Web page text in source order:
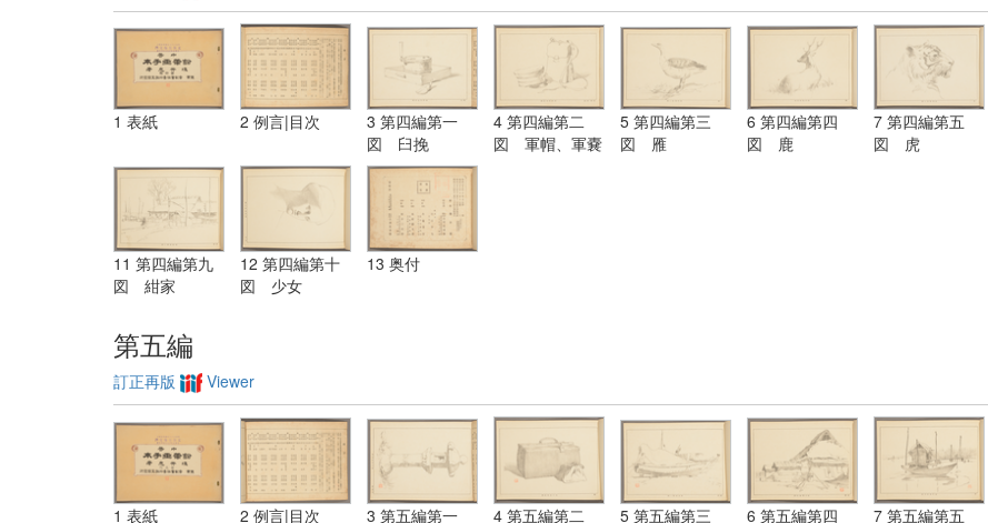
1 表紙 2 例言|目次
3 第四編第一
図 臼挽
4 第四編第二
図 軍帽、軍嚢
5 第四編第三
図 雁
6 第四編第四
図 鹿
7 第四編第五
図 虎
11 第四編第九
図 紺家
12 第四編第十
図 少女
13 奥付
第五編
訂正再版 Viewer
1 表紙 2 例言|目次 3 第五編第一 4 第五編第二 5 第五編第三 6 第五編第四 7 第五編第五